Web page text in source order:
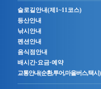
슬로길안내(제1~11코스)
등산안내
낚시안내
펜션안내
음식점안내
배시간·요금·예약
교통안내(순환,투어,마을버스,택시)